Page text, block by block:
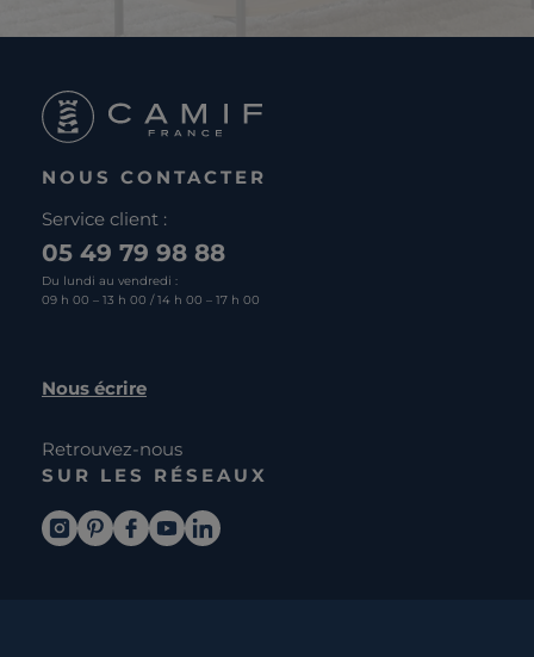
NOUS CONTACTER
Service client :
05 49 79 98 88
Du lundi au vendredi :
09 h 00 – 13 h 00 / 14 h 00 – 17 h 00
Nous écrire
Retrouvez-nous
SUR LES RÉSEAUX